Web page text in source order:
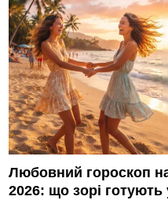
Любовний гороскоп
2026: що зорі